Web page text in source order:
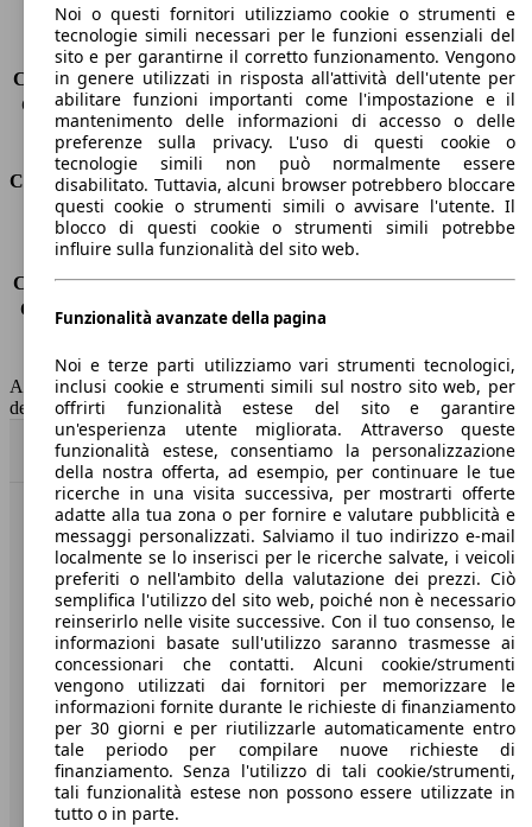
Sedili
7
Carico sul tetto
-
Capacità di traino (senza freni) -
Capacità di traino (con freni)
1300 kg
Volume del bagagliaio
564 - 2063 l
Consumi
Emissioni di CO2*
105 g/km (komb.)
Consumo (urbano)
4.5 l/100km
Consumo (extra-urbano) 3.9 l/100km
Consumo (combinato)*
4.1 l/100km
Capacità del serbatoio
60 l
AutoScout24 non si assume alcuna responsabilità per la correttezza
dei dati.
Torna su
Benvenuti su AutoScout24, il mercato auto europeo.
Società
A proposito di AutoScout24
Stampa
Media
Condizioni generali
Informazioni
Noi o questi fornitori utilizziamo cookie o strumenti e
tecnologie simili necessari per le funzioni essenziali del
sito e per garantirne il corretto funzionamento. Vengono
in genere utilizzati in risposta all'attività dell'utente per
abilitare funzioni importanti come l'impostazione e il
mantenimento delle informazioni di accesso o delle
preferenze sulla privacy. L'uso di questi cookie o
tecnologie simili non può normalmente essere
disabilitato. Tuttavia, alcuni browser potrebbero bloccare
questi cookie o strumenti simili o avvisare l'utente. Il
blocco di questi cookie o strumenti simili potrebbe
influire sulla funzionalità del sito web.
Funzionalità avanzate della pagina
Noi e terze parti utilizziamo vari strumenti tecnologici,
inclusi cookie e strumenti simili sul nostro sito web, per
offrirti funzionalità estese del sito e garantire
un'esperienza utente migliorata. Attraverso queste
funzionalità estese, consentiamo la personalizzazione
della nostra offerta, ad esempio, per continuare le tue
ricerche in una visita successiva, per mostrarti offerte
adatte alla tua zona o per fornire e valutare pubblicità e
messaggi personalizzati. Salviamo il tuo indirizzo e-mail
localmente se lo inserisci per le ricerche salvate, i veicoli
preferiti o nell'ambito della valutazione dei prezzi. Ciò
semplifica l'utilizzo del sito web, poiché non è necessario
reinserirlo nelle visite successive. Con il tuo consenso, le
informazioni basate sull'utilizzo saranno trasmesse ai
concessionari che contatti. Alcuni cookie/strumenti
vengono utilizzati dai fornitori per memorizzare le
informazioni fornite durante le richieste di finanziamento
per 30 giorni e per riutilizzarle automaticamente entro
tale periodo per compilare nuove richieste di
finanziamento. Senza l'utilizzo di tali cookie/strumenti,
tali funzionalità estese non possono essere utilizzate in
tutto o in parte.